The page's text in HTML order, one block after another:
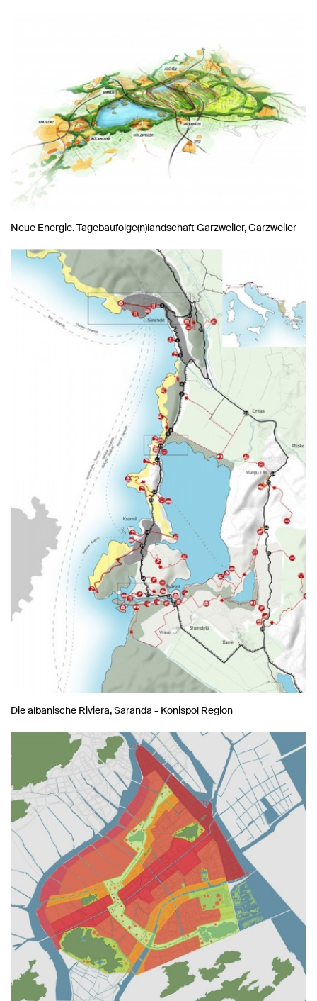
Neue Energie. Tagebaufolge(n)landschaft Garzweiler, Garzweiler
Die albanische Riviera, Saranda - Konispol Region